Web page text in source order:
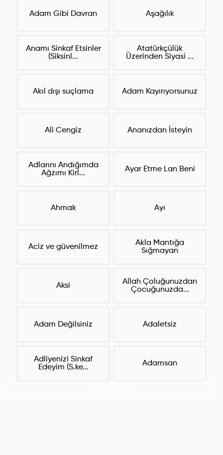
Adam Gibi Davran Aşağılık
Anamı Sinkaf Etsinler
(Siksinl...
Atatürkçülük
Üzerinden Siyasi ...
Akıl dışı suçlama Adam Kayırıyorsunuz
Ali Cengiz Ananızdan İsteyin
Adlarını Andığımda
Ağzımı Kirl...
Ayar Etme Lan Beni
Ahmak Ayı
Aciz ve güvenilmez
Akla Mantığa
Sığmayan
Aksi
Allah Çoluğunuzdan
Çocuğunuzda...
Adam Değilsiniz Adaletsiz
Adliyenizi Sinkaf
Edeyim (S.ke...
Adamsan